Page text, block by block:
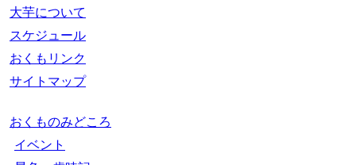
大芋について
スケジュール
おくもリンク
サイトマップ
おくものみどころ
イベント